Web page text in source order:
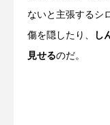
ないと主張するシ
傷を隠したり、 し
見せるのだ。